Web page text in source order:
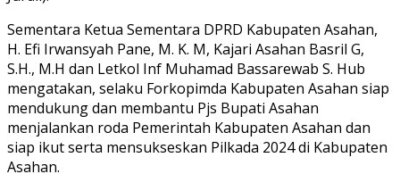
Sementara Ketua Sementara DPRD Kabupaten Asahan,
H. Efi Irwansyah Pane, M. K. M, Kajari Asahan Basril G,
S.H., M.H dan Letkol Inf Muhamad Bassarewab S. Hub
mengatakan, selaku Forkopimda Kabupaten Asahan siap
mendukung dan membantu Pjs Bupati Asahan
menjalankan roda Pemerintah Kabupaten Asahan dan
siap ikut serta mensukseskan Pilkada 2024 di Kabupaten
Asahan.